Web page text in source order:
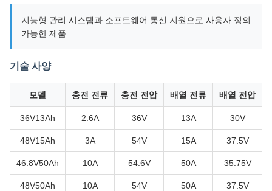
지능형 관리 시스템과 소프트웨어 통신 지원으로 사용자 정의
가능한 제품
기술 사양
모델 충전 전류 충전 전압 배열 전류 배열 전압
36V13Ah 2.6A 36V 13A 30V
48V15Ah 3A 54V 15A 37.5V
46.8V50Ah 10A 54.6V 50A 35.75V
48V50Ah 10A 54V 50A 37.5V